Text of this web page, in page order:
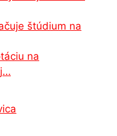
štúdium na
na